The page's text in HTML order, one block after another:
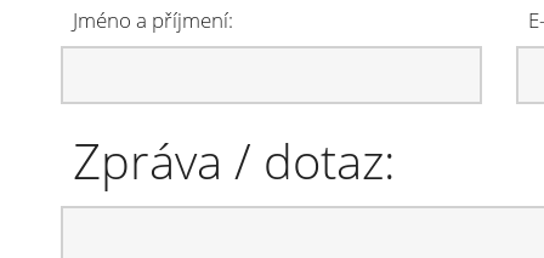
Jméno a příjmení:
Zpráva / dotaz: